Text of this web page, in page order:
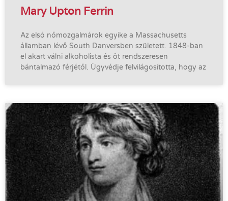
Mary Upton Ferrin
Az első nőmozgalmárok egyike a Massachusetts
államban lévő South Danversben született. 1848-ban
el akart válni alkoholista és őt rendszeresen
bántalmazó férjétől. Ügyvédje felvilágosította, hogy az